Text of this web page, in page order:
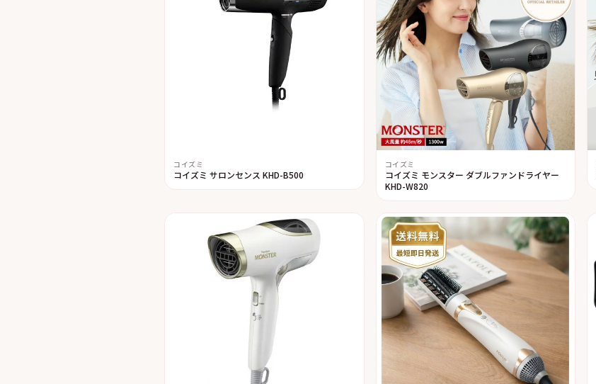
コイズミ
コイズミ サロンセンス KHD-B500
コイズミ
コイズミ モンスター ダブルファンドライヤー
KHD-W820